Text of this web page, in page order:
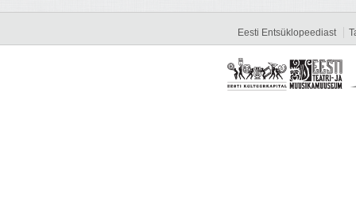
Eesti Entsüklopeediast